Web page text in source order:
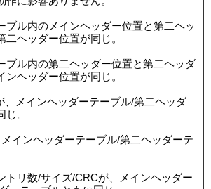
ブル内のメインヘッダー位置と第二ヘッ
二ヘッダー位置が同じ。
ブル内の第二ヘッダー位置と第二ヘッダ
ンヘッダー位置が同じ。
、メインヘッダーテーブル/第二ヘッダ
。
インヘッダーテーブル/第二ヘッダーテ
トリ数/サイズ/CRCが、メインヘッダー